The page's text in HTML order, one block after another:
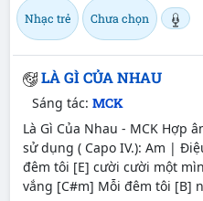
Nhạc trẻ Chưa chọn
LÀ GÌ CỦA NHAU
Sáng tác: MCK
Là Gì Của Nhau - MCK Hợp
sử dụng ( Capo IV.): Am |
đêm tôi [E] cười cười một
vắng [C#m] Mỗi đêm tôi [B]